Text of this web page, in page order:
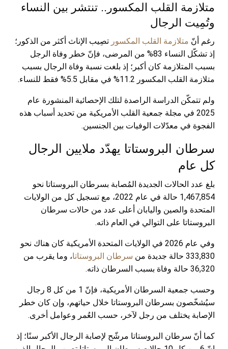
متلازمة القلب المكسور.. تنتشر بين النساء
وتُمِيت الرجال
رغم أنّ متلازمة القلب المكسور تصِيب الإناث أكثر من الذكور؛
إذ تشكّل النساء 83% من المرضى، فإنّ خطر وفاة الرجل
بسبب المتلازمة كان أكبر؛ إذ بلغت نسبة وفاة الرجال بسبب
متلازمة القلب المكسور 11.2% في مقابل 5.5% فقط للنساء.
ولم تتمكّن الدراسة الراصدة لتلك الإحصائية المنشورة عام
2025 في مجلة جمعية القلب الأمريكية من تحديد أسباب هذه
الفجوة في معدّلات الوفيات بين الجنسين.
سرطان البروستاتا يهدّد ملايين الرجال
كل عام
بلغ عدد الحالات الجديدة المُصابة بسرطان البروستاتا نحو
1,467,854 حالة في عام 2022، مع تسجيل كل من الولايات
المتحدة والصين واليابان أعلى عدد من حالات سرطان
البروستاتا على التوالي في العام ذاته.
وفي عام 2026 في الولايات المتحدة الأمريكية كان هناك نحو
333,830 حالة جديدة من
سرطان البروستاتا، وما يقرب من
36,320 حالة وفاة بسبب السرطان ذاته.
وحسب جمعية السرطان الأمريكية، فإنّ 1 من كل 8 رجال
سيُشخّصون بسرطان البروستاتا خلال حياتهم، وإن كان خطر
الإصابة يختلف من رجل لآخر، حسب العُمر وعوامل أخرى.
كما أنّ سرطان البروستاتا مرشّح لإصابة الرجال الأكبر سنًا؛ إذ